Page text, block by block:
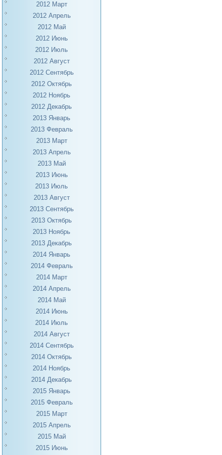
2012 Март
2012 Апрель
2012 Май
2012 Июнь
2012 Июль
2012 Август
2012 Сентябрь
2012 Октябрь
2012 Ноябрь
2012 Декабрь
2013 Январь
2013 Февраль
2013 Март
2013 Апрель
2013 Май
2013 Июнь
2013 Июль
2013 Август
2013 Сентябрь
2013 Октябрь
2013 Ноябрь
2013 Декабрь
2014 Январь
2014 Февраль
2014 Март
2014 Апрель
2014 Май
2014 Июнь
2014 Июль
2014 Август
2014 Сентябрь
2014 Октябрь
2014 Ноябрь
2014 Декабрь
2015 Январь
2015 Февраль
2015 Март
2015 Апрель
2015 Май
2015 Июнь